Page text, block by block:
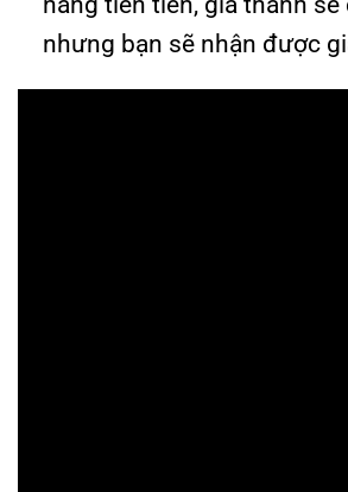
nhưng bạn sẽ nhận được